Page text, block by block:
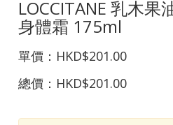
LOCCITANE 乳木果
身體霜 175ml
單價： HKD$201.00
總價： HKD$201.00